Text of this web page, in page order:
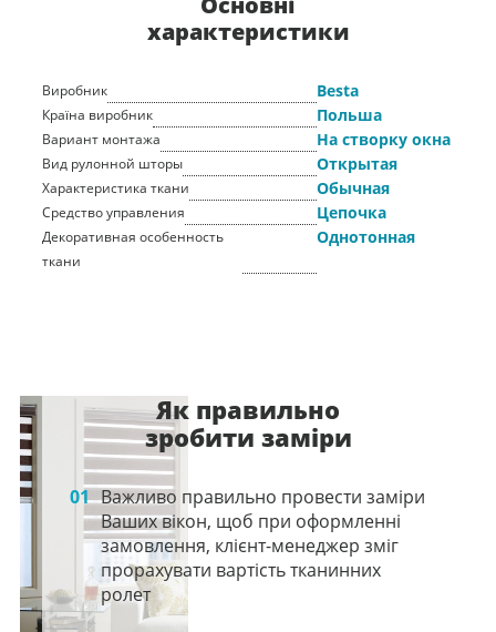
характеристики
Виробник Besta
Країна виробник Польша
Вариант монтажа На створку окна
Вид рулонной шторы Открытая
Характеристика ткани Обычная
Средство управления Цепочка
Декоративная особенность
ткани
Однотонная
Як правильно
зробити заміри
01 Важливо правильно провести заміри
Ваших вікон, щоб при оформленні
замовлення, клієнт-менеджер зміг
прорахувати вартість тканинних
ролет